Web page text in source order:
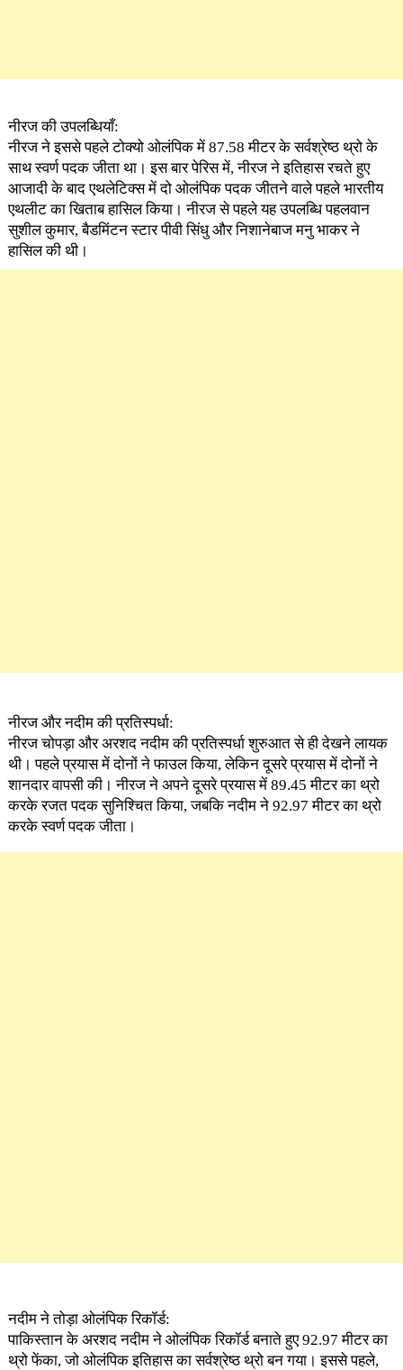
नीरज की उपलब्धियाँ:
नीरज ने इससे पहले टोक्यो ओलंपिक में 87.58 मीटर के सर्वश्रेष्ठ थ्रो के
साथ स्वर्ण पदक जीता था। इस बार पेरिस में, नीरज ने इतिहास रचते हुए
आजादी के बाद एथलेटिक्स में दो ओलंपिक पदक जीतने वाले पहले भारतीय
एथलीट का खिताब हासिल किया। नीरज से पहले यह उपलब्धि पहलवान
सुशील कुमार, बैडमिंटन स्टार पीवी सिंधु और निशानेबाज मनु भाकर ने
हासिल की थी।
नीरज और नदीम की प्रतिस्पर्धा:
नीरज चोपड़ा और अरशद नदीम की प्रतिस्पर्धा शुरुआत से ही देखने लायक
थी। पहले प्रयास में दोनों ने फाउल किया, लेकिन दूसरे प्रयास में दोनों ने
शानदार वापसी की। नीरज ने अपने दूसरे प्रयास में 89.45 मीटर का थ्रो
करके रजत पदक सुनिश्चित किया, जबकि नदीम ने 92.97 मीटर का थ्रो
करके स्वर्ण पदक जीता।
नदीम ने तोड़ा ओलंपिक रिकॉर्ड:
पाकिस्तान के अरशद नदीम ने ओलंपिक रिकॉर्ड बनाते हुए 92.97 मीटर का
थ्रो फेंका, जो ओलंपिक इतिहास का सर्वश्रेष्ठ थ्रो बन गया। इससे पहले,